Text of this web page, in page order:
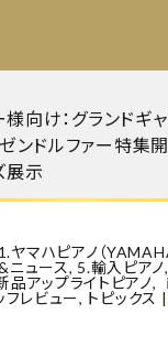
向け：グランドギャ
ゼンドルファー特集
展示
1.ヤマハピアノ（
ニュース, 5.輸入ピアノ
品アップライトピアノ,
フレビュー, トピックス